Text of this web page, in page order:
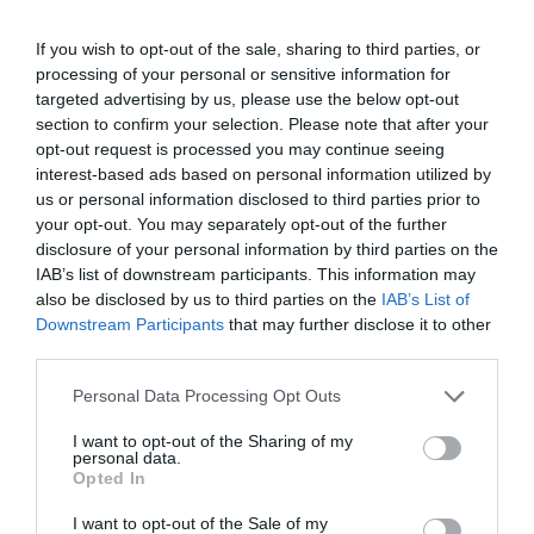
If you wish to opt-out of the sale, sharing to third parties, or
processing of your personal or sensitive information for
targeted advertising by us, please use the below opt-out
section to confirm your selection. Please note that after your
opt-out request is processed you may continue seeing
interest-based ads based on personal information utilized by
us or personal information disclosed to third parties prior to
your opt-out. You may separately opt-out of the further
disclosure of your personal information by third parties on the
IAB’s list of downstream participants. This information may
also be disclosed by us to third parties on the IAB’s List of
Downstream Participants that may further disclose it to other
Personal Data Processing Opt Outs
I want to opt-out of the Sharing of my
personal data.
Opted In
I want to opt-out of the Sale of my
JUDITH CELMA 08/04/2026
SOT DE CHERA
VÍDEO: Rescatan en Sot de Chera un
hombre herido tras clavarse una hoz en
una zona de difícil
ISAAC HERNÁNDEZ OLIVER 04/04/2026
ARAS DE LOS OLMOS
Aras de los Olmos impulsa su papel en la
defensa planetaria gracias a uno de los
telescopios más avanzados de la
Comunitat Valenciana
Los fósiles hallados en La Serranía sitúan
a España en la élite de la investigación
JUDITH CELMA 01/04/2026